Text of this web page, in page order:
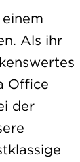
Als ihr
Office
der